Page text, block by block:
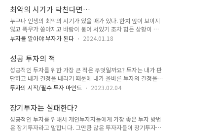
금 내가 하고 싶은 것을 하지 않고 반드시 해야 할 것을 하는 것
이다. 자산을 모아야 한다..
차를 타든, 어떤 복장으로 출근하든, 소설 미디어에 무엇을 포스
팅하든 무관심 하다. 이것을 '사회적 무관심'이라고 말한다. 사회
적 무관심 정도는 나이, 소득, 상속 및 증여 재산의 비중과 상관
없이 그 사람의 순자산을 예측하게 해준다. '높은 교육을 받은 사
람들의 재산 규모가 낮은 이유는 사회가 부여 한 지위와 지위에
의사라 해도 사회적 통념에서 비롯되는 그 기대를 거슬러야 한
다. 주변 사람과 동료 의..
최악의 시기가 닥친다면…
누구나 인생의 최악의 시기가 있을 때가 있다. 한치 앞이 보이지
않고 폭우가 쏟아지고 바람이 불어 서있기 조차 힘든 상황이 있
다. 우리는 생각 할 것이다 너무 힘들다고 그리고 내가 감당 할
는 그 최악의 상황을 평생 절대 벗어 날 수 없다. 나는 이것 때문
에 안되 저것 때문에 안되 누구는 부모 잘 만나 성공했어 누구는
좋은 대학 나와서 성공했어 나 자신은 돌아 보지 않고 남탓만 하
는 변명의 인생이라면 이미 끝난 인생인 것이다. 나는 인생 최악
의 상황일때 정말 그만 두고 싶을때 이런 생각을 한다. '그래 얼
오면 언젠가는 해가 뜨고 폭우가 와도 그 비는 언젠가는 멈출것
이고 바람이 ..
부자를 알아야 부자가 된다 2024.01.18
성공 투자의 적
성공적인 투자를 위한 가장 큰 적은 무엇일까요? 투자는 내가 판
단하고 내가 결정을 내리기 때문에 내가 올바른 투자의 결정을
내리는 것은 나 자신입니다. 평소에 신중하고 느긋한 성격이라면
자에 있어서 가장 큰 적이 될 것입니다. 그래서 조급함과 투기성
이 있는 성향의 사람이라면 투자에 있어서 가장 큰 적은 바로 나
자신입니다. 대부분 투자를 처음 시작하시는 분들은 투자를 시작
하면 바로 수익이 날 것이라 생각합니다. 또한 내가 투자한 종목
투자의 시작/필수 투자 마인드 2023.02.04
장기투자는 실패한다?
성공적인 투자를 위해서 개인투자자들에게 가장 좋은 투자 방법
은 장기투자라고 말합니다. 그만큼 많은 투자자들이 장기투자를